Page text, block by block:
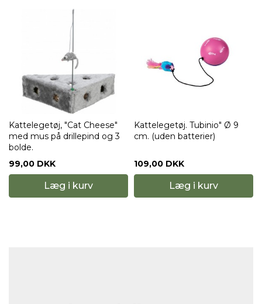
Kattelegetøj, "Cat Cheese"
med mus på drillepind og 3
bolde.
99,00 DKK
Læg i kurv
Kattelegetøj. Tubinio" Ø 9
cm. (uden batterier)
109,00 DKK
Læg i kurv